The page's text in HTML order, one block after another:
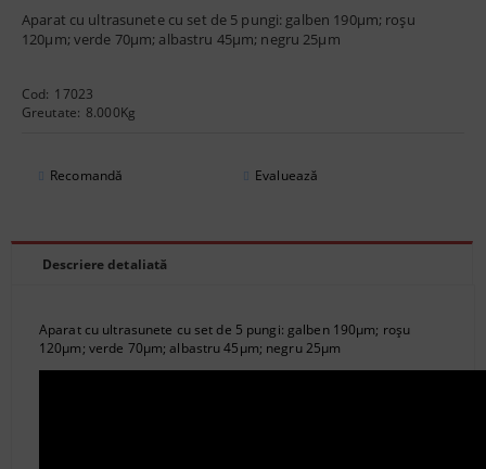
Aparat cu ultrasunete cu set de 5 pungi: galben 190μm; roșu
120μm; verde 70μm; albastru 45μm; negru 25μm
Cod: 17023
Greutate: 8.000Kg
Recomandă Evaluează
Descriere detaliată
Aparat cu ultrasunete cu set de 5 pungi: galben 190μm; roșu
120μm; verde 70μm; albastru 45μm; negru 25μm